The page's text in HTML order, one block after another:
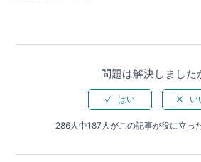
問題は解決しました
286人中187人がこの記事が役に立っ